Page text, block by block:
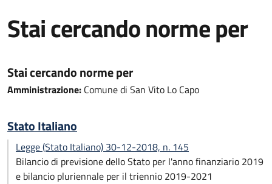
Stai cercando norme per
Stai cercando norme per
Amministrazione: Comune di San Vito Lo Capo
Stato Italiano
Legge (Stato Italiano) 30-12-2018, n. 145
Bilancio di previsione dello Stato per l'anno finanziario 2019
e bilancio pluriennale per il triennio 2019-2021